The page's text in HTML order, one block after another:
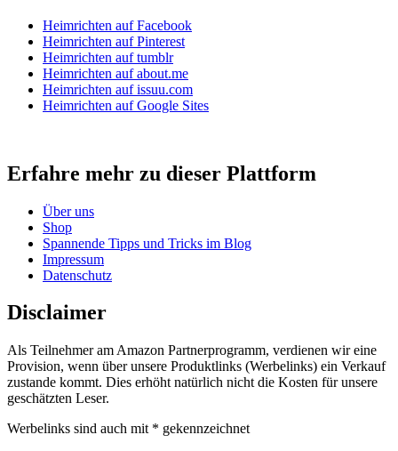
Heimrichten auf Facebook
Heimrichten auf Pinterest
Heimrichten auf tumblr
Heimrichten auf about.me
Heimrichten auf issuu.com
Heimrichten auf Google Sites
Erfahre mehr zu dieser Plattform
Über uns
Shop
Spannende Tipps und Tricks im Blog
Impressum
Datenschutz
Disclaimer
Als Teilnehmer am Amazon Partnerprogramm, verdienen wir eine
Provision, wenn über unsere Produktlinks (Werbelinks) ein Verkauf
zustande kommt. Dies erhöht natürlich nicht die Kosten für unsere
geschätzten Leser.
Werbelinks sind auch mit * gekennzeichnet